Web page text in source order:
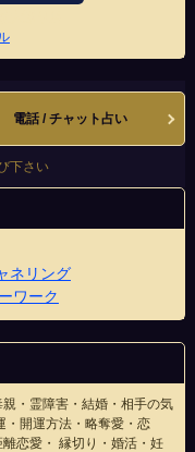
電話 / チャット占い
下さい
ネリング
ワーク
・霊障害・結婚・相手の気
・開運方法・略奪愛・恋
恋愛・ 縁切り・婚活・妊